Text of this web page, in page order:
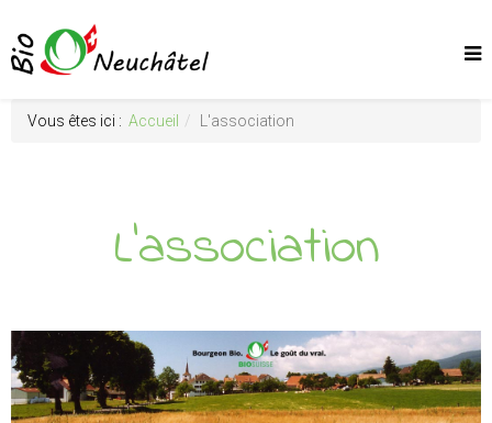
Vous êtes ici : Accueil L'association
L'association